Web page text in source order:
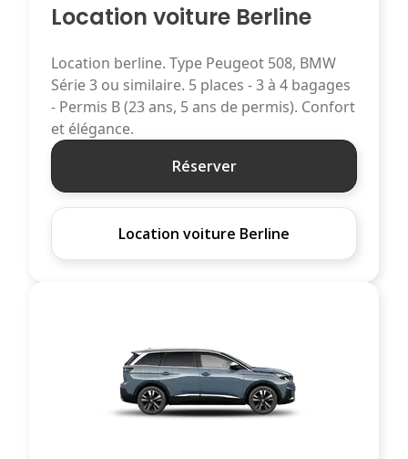
Location voiture Berline
Location berline. Type Peugeot 508, BMW
Série 3 ou similaire. 5 places - 3 à 4 bagages
- Permis B (23 ans, 5 ans de permis). Confort
et élégance.
Réserver
Location voiture Berline